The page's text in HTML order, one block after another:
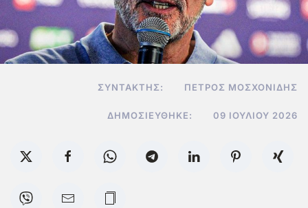
ΣΥΝΤΆΚΤΗΣ: ΠΈΤΡΟΣ ΜΟΣΧΟΝΊΔΗΣ
ΔΗΜΟΣΙΕΎΘΗΚΕ: 09 ΙΟΥΛΊΟΥ 2026